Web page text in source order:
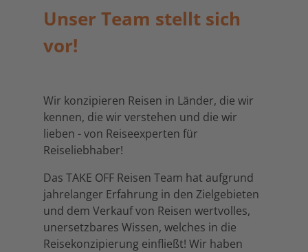
Unser Team stellt sich
vor!
Wir konzipieren Reisen in Länder, die wir
kennen, die wir verstehen und die wir
lieben - von Reiseexperten für
Reiseliebhaber!
Das TAKE OFF Reisen Team hat aufgrund
jahrelanger Erfahrung in den Zielgebieten
und dem Verkauf von Reisen wertvolles,
unersetzbares Wissen, welches in die
Reisekonzipierung einfließt! Wir haben